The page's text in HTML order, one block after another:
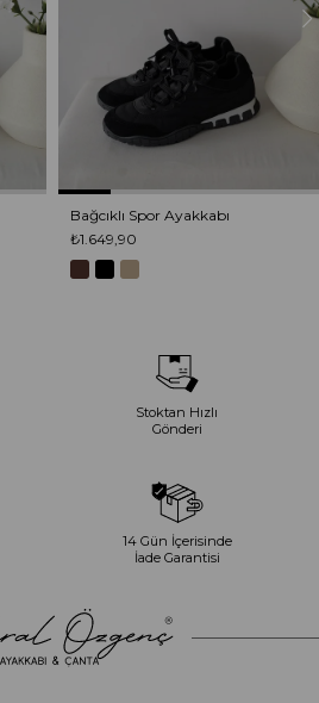
Bağcıklı Spor Ayakkabı
₺1.649,90
Stoktan Hızlı
Gönderi
14 Gün İçerisinde
İade Garantisi